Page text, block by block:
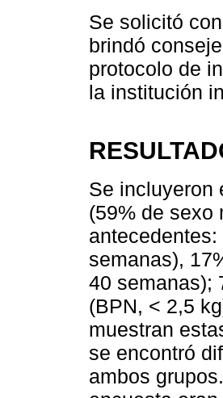
Se solicitó
brindó
protocolo de
la institución
Se incluyeron
(59% de sexo
semanas),
40 semanas);
(BPN, < 2,5
muestran
se encontró
ambos